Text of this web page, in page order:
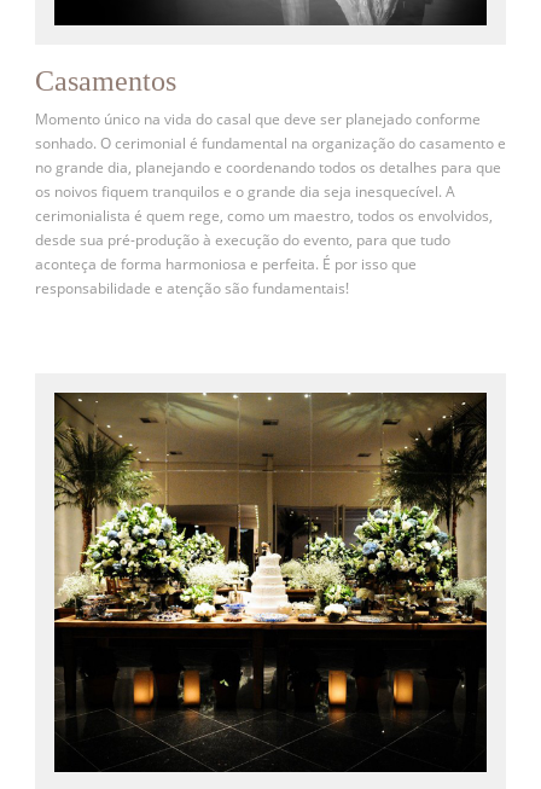
Casamentos
Momento único na vida do casal que deve ser planejado conforme
sonhado. O cerimonial é fundamental na organização do casamento e
no grande dia, planejando e coordenando todos os detalhes para que
os noivos fiquem tranquilos e o grande dia seja inesquecível. A
cerimonialista é quem rege, como um maestro, todos os envolvidos,
desde sua pré-produção à execução do evento, para que tudo
aconteça de forma harmoniosa e perfeita. É por isso que
responsabilidade e atenção são fundamentais!